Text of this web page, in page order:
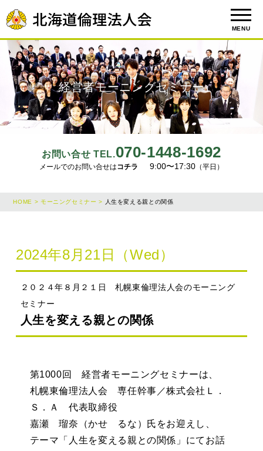
MENU
お問い合せ TEL.070-1448-1692
メールでのお問い合せはコチラ 9:00〜17:30 （平日）
経営者モーニングセミナー
HOME > モーニングセミナー > 人生を変える親との関係
2024年8月21日（Wed）
２０２４年８月２１日 札幌東倫理法人会のモーニング
セミナー
人生を変える親との関係
第1000回 経営者モーニングセミナーは、
札幌東倫理法人会 専任幹事／株式会社Ｌ．
Ｓ．Ａ 代表取締役
嘉瀬 瑠奈（かせ るな）氏をお迎えし、
テーマ「人生を変える親との関係」にてお話